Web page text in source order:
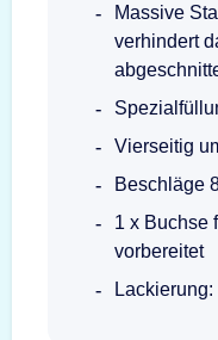
Massive
verhindert
Vierseitig
Beschläge
1 x Buchse
vorbereitet